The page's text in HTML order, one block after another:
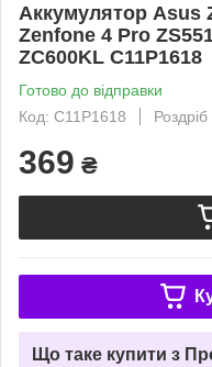
Аккумулятор Asus
Zenfone 4 Pro
ZC600KL C11P1618
Готово до відправки
Код: C11P1618
Роздріб
369 ₴
Що таке купити з